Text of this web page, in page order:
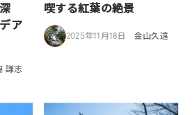
ア
謙志
喫する紅葉の絶景
2025年11月18日 金山久遠